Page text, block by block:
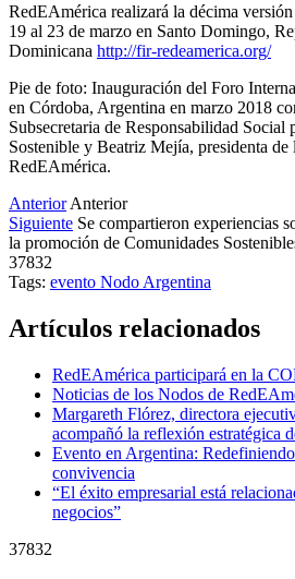
RedEAmérica realizará la décima
19 al 23 de marzo en Santo Domingo,
Dominicana http://fir-redeamerica.org/
Pie de foto: Inauguración del Foro
en Córdoba, Argentina en marzo 2018
Subsecretaria de Responsabilidad Social
Sostenible y Beatriz Mejía, presidenta
RedEAmérica.
Anterior Anterior
Siguiente Se compartieron experiencias
la promoción de Comunidades
37832
Tags: evento Nodo Argentina
Artículos relacionados
RedEAmérica participará en la
Noticias de los Nodos de
Margareth Flórez, directora
acompañó la reflexión estratégica
Evento en Argentina:
convivencia
“El éxito empresarial está
negocios”
37832